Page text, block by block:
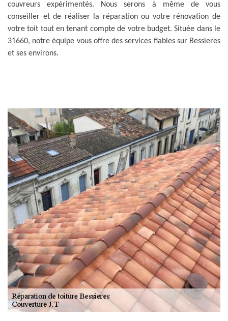
couvreurs expérimentés. Nous serons à même de vous
conseiller et de réaliser la réparation ou votre rénovation de
votre toit tout en tenant compte de votre budget. Située dans le
31660, notre équipe vous offre des services fiables sur Bessieres
et ses environs.